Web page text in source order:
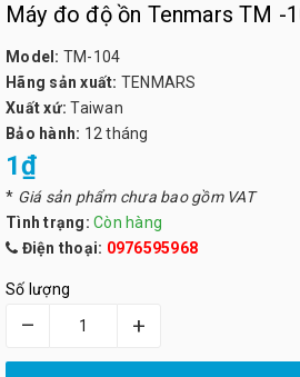
Máy đo độ ồn Tenmars TM -
Model: TM-104
Hãng sản xuất: TENMARS
Xuất xứ: Taiwan
Bảo hành: 12 tháng
1₫
* Giá sản phẩm chưa bao gồm VAT
Tình trạng: Còn hàng
Điện thoại: 0976595968
Số lượng
– +